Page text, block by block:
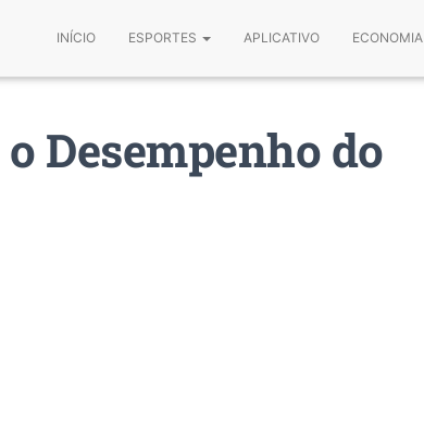
INÍCIO ESPORTES APLICATIVO ECONOMIA
Desempenho do